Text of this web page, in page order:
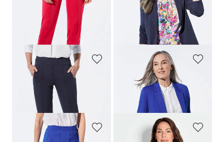
Laagste prijs van de afgelopen 30
dagen**: 119,95 €
(-16%)
GOLDNER
Wijde broek SARA van viscose-jersey
139,95 €
+ 4
GOLDNER
+ 4